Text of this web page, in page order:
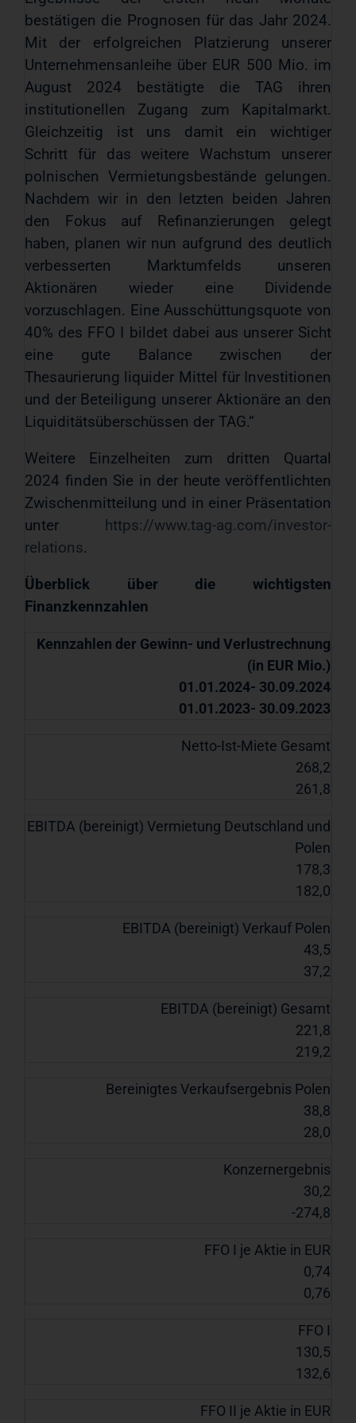
bestätigen die Prognosen für das Jahr 2024.
Mit der erfolgreichen Platzierung unserer
Unternehmensanleihe über EUR 500 Mio. im
August 2024 bestätigte die TAG ihren
institutionellen Zugang zum Kapitalmarkt.
Gleichzeitig ist uns damit ein wichtiger
Schritt für das weitere Wachstum unserer
polnischen Vermietungsbestände gelungen.
Nachdem wir in den letzten beiden Jahren
den Fokus auf Refinanzierungen gelegt
haben, planen wir nun aufgrund des deutlich
verbesserten Marktumfelds unseren
Aktionären wieder eine Dividende
vorzuschlagen. Eine Ausschüttungsquote von
40% des FFO I bildet dabei aus unserer Sicht
eine gute Balance zwischen der
Thesaurierung liquider Mittel für Investitionen
und der Beteiligung unserer Aktionäre an den
Liquiditätsüberschüssen der TAG.“
Weitere Einzelheiten zum dritten Quartal
2024 finden Sie in der heute veröffentlichten
Zwischenmitteilung und in einer Präsentation
unter https://www.tag-ag.com/investor-
relations.
Überblick über die wichtigsten
Finanzkennzahlen
Kennzahlen der Gewinn- und Verlustrechnung
(in EUR Mio.)
01.01.2024- 30.09.2024
01.01.2023- 30.09.2023
Netto-Ist-Miete Gesamt
268,2
261,8
EBITDA (bereinigt) Vermietung Deutschland und
Polen
178,3
182,0
EBITDA (bereinigt) Verkauf Polen
43,5
37,2
EBITDA (bereinigt) Gesamt
221,8
219,2
Bereinigtes Verkaufsergebnis Polen
38,8
28,0
Konzernergebnis
30,2
-274,8
FFO I je Aktie in EUR
0,74
0,76
FFO I
130,5
132,6
FFO II je Aktie in EUR